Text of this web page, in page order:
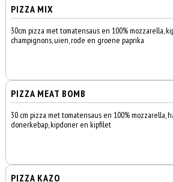
PIZZA MIX
30cm pizza met tomatensaus en 100% mozzarella,
champignons, uien, rode en groene paprika
PIZZA MEAT BOMB
30 cm pizza met tomatensaus en 100% mozzarella,
donerkebap, kipdoner en kipfilet
PIZZA KAZO